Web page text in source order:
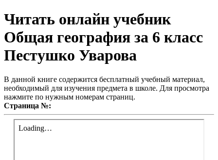
Читать онлайн учебник
Общая география за 6 класс
Пестушко Уварова
В данной книге содержится бесплатный учебный материал,
необходимый для изучения предмета в школе. Для просмотра
нажмите по нужным номерам страниц.
Страница №: